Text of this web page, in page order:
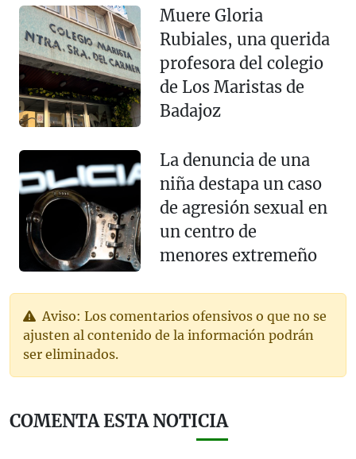
Muere Gloria
Rubiales, una querida
profesora del colegio
de Los Maristas de
Badajoz
La denuncia de una
niña destapa un caso
de agresión sexual en
un centro de
menores extremeño
Aviso: Los comentarios ofensivos o que no se
ajusten al contenido de la información podrán
ser eliminados.
COMENTA ESTA NOTICIA